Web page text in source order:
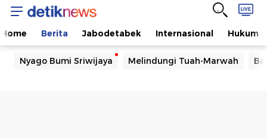
Home Berita Jabodetabek Internasional Hukum
Nyago Bumi Sriwijaya Melindungi Tuah-Marwah